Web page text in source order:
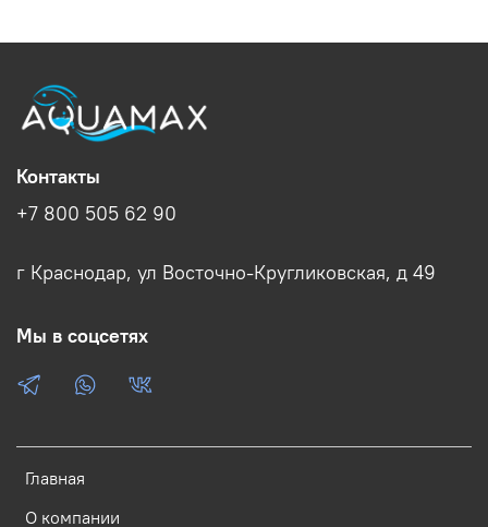
Главная
О компании
Контакты
+7 800 505 62 90
г Краснодар, ул Восточно-Кругликовская, д 49
Мы в соцсетях